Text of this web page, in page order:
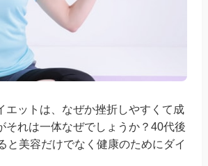
エットは、なぜか挫折しやすくて成
それは一体なぜでしょうか？40代後
と美容だけでなく健康のためにダイ